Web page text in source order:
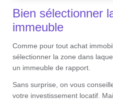
Bien sélectionner
immeuble
Comme pour tout achat
sélectionner la zone dans
un immeuble de rapport.
Sans surprise, on vous
votre investissement locatif.